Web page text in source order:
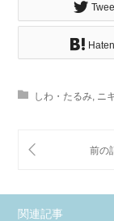
しわ・たるみ, ニ
関連記事